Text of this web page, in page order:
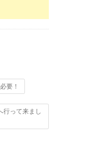
要！
行って来まし